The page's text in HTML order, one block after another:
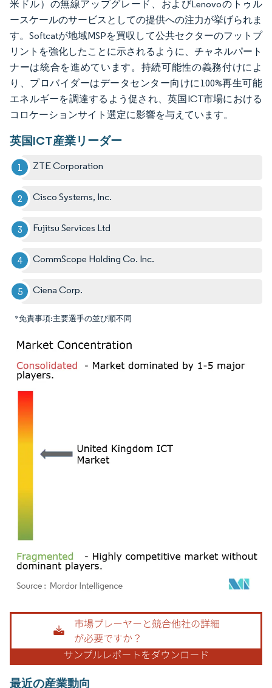
米ドル）の無線アップグレード、およびLenovoのトゥル
ースケールのサービスとしての提供への注力が挙げられま
す。Softcatが地域MSPを買収して公共セクターのフットプ
リントを強化したことに示されるように、チャネルパート
ナーは統合を進めています。持続可能性の義務付けによ
り、プロバイダーはデータセンター向けに100%再生可能
エネルギーを調達するよう促され、英国ICT市場における
コロケーションサイト選定に影響を与えています。
英国ICT産業リーダー
ZTE Corporation
Cisco Systems, Inc.
Fujitsu Services Ltd
CommScope Holding Co. Inc.
Ciena Corp.
*免責事項:主要選手の並び順不同
画像 © Mordor Intelligence。再利用にはCC BY 4.0の表示が必要です。
最近の産業動向